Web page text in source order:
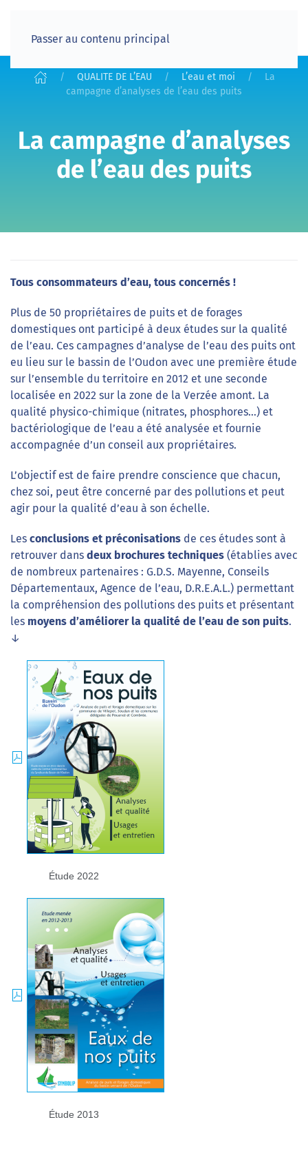
Passer au contenu principal
QUALITE DE L’EAU L’eau et moi
La
campagne d’analyses de l’eau des puits
La campagne d’analyses
de l’eau des puits
Tous consommateurs d’eau, tous concernés !
Plus de 50 propriétaires de puits et de forages
domestiques ont participé à deux études sur la qualité
de l’eau. Ces campagnes d’analyse de l’eau des puits ont
eu lieu sur le bassin de l’Oudon avec une première étude
sur l’ensemble du territoire en 2012 et une seconde
localisée en 2022 sur la zone de la Verzée amont. La
qualité physico-chimique (nitrates, phosphores…) et
bactériologique de l’eau a été analysée et fournie
accompagnée d’un conseil aux propriétaires.
L’objectif est de faire prendre conscience que chacun,
chez soi, peut être concerné par des pollutions et peut
agir pour la qualité d’eau à son échelle.
Les conclusions et préconisations de ces études sont à
retrouver dans deux brochures techniques (établies avec
de nombreux partenaires : G.D.S. Mayenne, Conseils
Départementaux, Agence de l’eau, D.R.E.A.L.) permettant
la compréhension des pollutions des puits et présentant
les moyens d’améliorer la qualité de l’eau de son puits.
↓
Étude 2022
Étude 2013